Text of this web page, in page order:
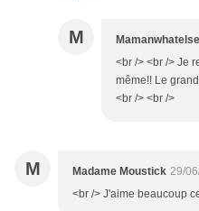
M Mamanwhatelse
<br /> <br /> Je
même!! Le
<br /> <br />
M Madame Moustick 29/
<br /> J'aime beaucoup